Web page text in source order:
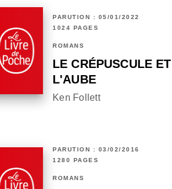
PARUTION : 05/01/2022
1024 PAGES
ROMANS
LE CRÉPUSCULE ET
L'AUBE
Ken Follett
PARUTION : 03/02/2016
1280 PAGES
ROMANS